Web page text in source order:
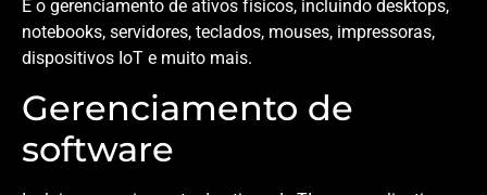
É o gerenciamento de ativos físicos, incluindo desktops,
notebooks, servidores, teclados, mouses, impressoras,
dispositivos IoT e muito mais.
Gerenciamento de
software